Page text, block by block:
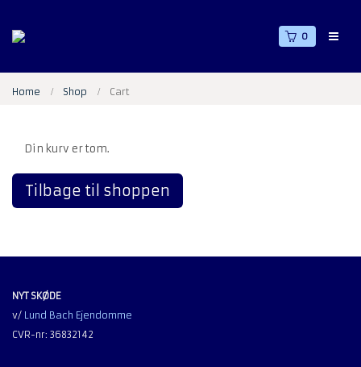
0
Home Shop Cart
Din kurv er tom.
Tilbage til shoppen
NYT SKØDE
v/ Lund Bach Ejendomme
CVR-nr: 36832142